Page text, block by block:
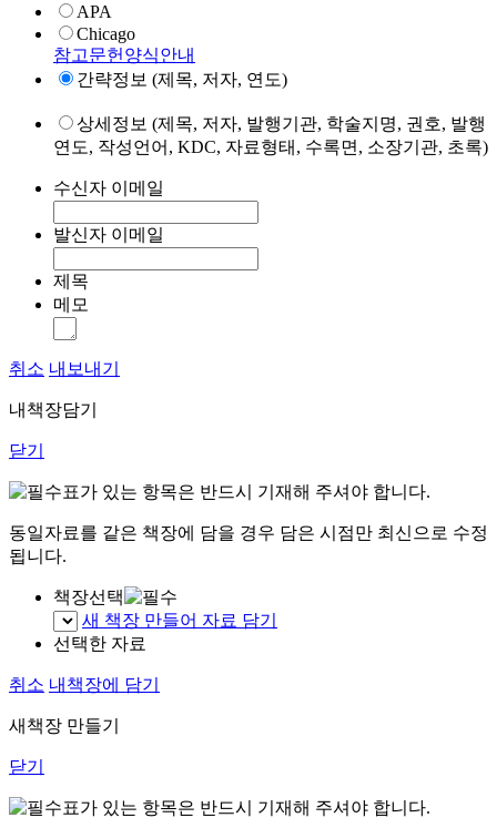
APA
Chicago
참고문헌양식안내
간략정보 (제목, 저자, 연도)
상세정보 (제목, 저자, 발행기관, 학술지명, 권호, 발행
연도, 작성언어, KDC, 자료형태, 수록면, 소장기관, 초록)
수신자 이메일
발신자 이메일
제목
메모
취소 내보내기
내책장담기
닫기
표가 있는 항목은 반드시 기재해 주셔야 합니다.
동일자료를 같은 책장에 담을 경우 담은 시점만 최신으로 수정
됩니다.
책장선택
새 책장 만들어 자료 담기
선택한 자료
취소 내책장에 담기
새책장 만들기
닫기
표가 있는 항목은 반드시 기재해 주셔야 합니다.